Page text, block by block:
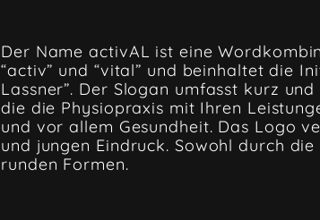
Der Name activAL ist eine
“activ” und “vital” und beinhaltet die
Lassner”. Der Slogan umfasst kurz
die die Physiopraxis mit Ihren
und vor allem Gesundheit. Das Logo
und jungen Eindruck. Sowohl durch
runden Formen.